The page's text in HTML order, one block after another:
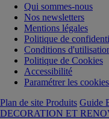
Qui sommes-nous
Nos newsletters
Mentions légales
Politique de
Conditions
Politique de Cookies
Accessibilité
Paramétrer les cookies
Plan de site Produits Guide
DECORATION ET